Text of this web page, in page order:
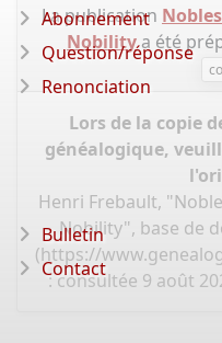
La publication
Nobilitya été
Lors de la copie
généalogique,
Henri Frebault,
Nobility", base de
(https://
: consultée 9 août
Abonnement
Question/réponse
Renonciation
Bulletin
Contact